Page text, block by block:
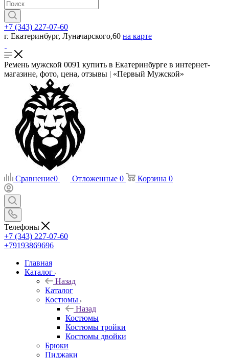
+7 (343) 227-07-60
г. Екатеринбург, Луначарского,60 на карте
Ремень мужской 0091 купить в Екатеринбурге в интернет-
магазине, фото, цена, отзывы | «Первый Мужской»
Сравнение0 Отложенные 0 Корзина 0
Телефоны
+7 (343) 227-07-60
+79193869696
Главная
Каталог
Назад
Каталог
Костюмы
Назад
Костюмы
Костюмы тройки
Костюмы двойки
Брюки
Пиджаки